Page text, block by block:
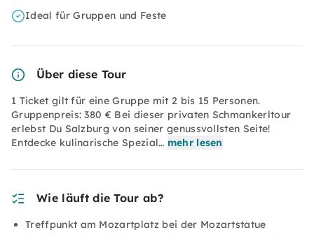
Ideal für Gruppen und Feste
Über diese Tour
1 Ticket gilt für eine Gruppe mit 2 bis 15 Personen.
Gruppenpreis: 380 € Bei dieser privaten Schmankerltour
erlebst Du Salzburg von seiner genussvollsten Seite!
Entdecke kulinarische Spezial… mehr lesen
Wie läuft die Tour ab?
Treffpunkt am Mozartplatz bei der Mozartstatue